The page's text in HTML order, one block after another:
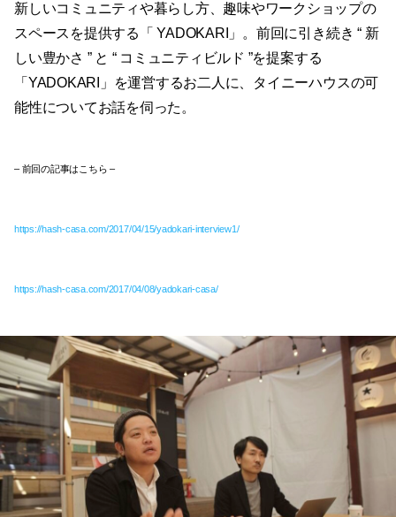
新しいコミュニティや暮らし方、趣味やワークショップの
スペースを提供する「 YADOKARI」。前回に引き続き “ 新
しい豊かさ ” と “ コミュニティビルド ”を提案する
「YADOKARI」を運営するお二人に、タイニーハウスの可
能性についてお話を伺った。
– 前回の記事はこちら –
https://hash-casa.com/2017/04/15/yadokari-interview1/
https://hash-casa.com/2017/04/08/yadokari-casa/